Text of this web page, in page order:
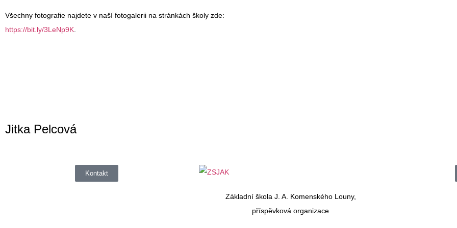
Všechny fotografie najdete v naší fotogalerii na stránkách školy zde:
https://bit.ly/3LeNp9K
Jitka Pelcová
Kontakt
Základní škola J. A. Komenského Louny,
příspěvková organizace